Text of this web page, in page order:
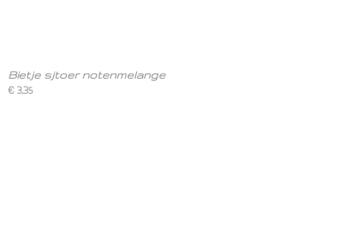
Bietje sjtoer notenmelange
€ 3,35